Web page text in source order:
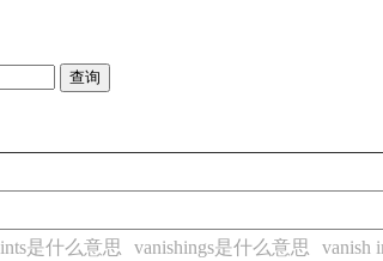
是什么意思 vanishings是什么意思
vanish